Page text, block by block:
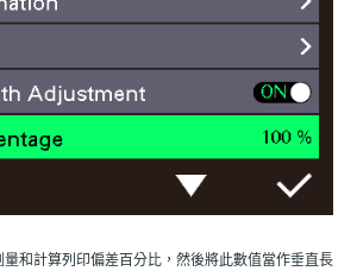
和計算列印偏差百分比，然後將此數值當作垂直長